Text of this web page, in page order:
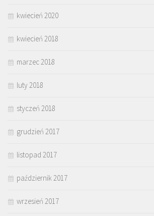
kwiecień 2020
kwiecień 2018
marzec 2018
luty 2018
styczeń 2018
grudzień 2017
listopad 2017
październik 2017
wrzesień 2017